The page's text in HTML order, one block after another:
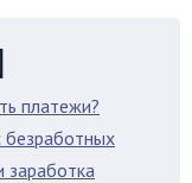
платежи?
безработных
заработка